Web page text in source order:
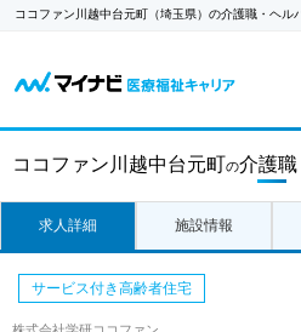
ココファン川越中台元町（埼玉県）の介護職・ヘル
ココファン川越中台元町の介護
求人詳細 施設情報
サービス付き高齢者住宅
株式会社学研ココファン